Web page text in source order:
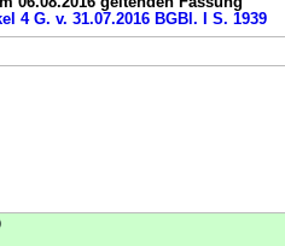
4 G. v. 31.07.2016 BGBl. I S. 1939